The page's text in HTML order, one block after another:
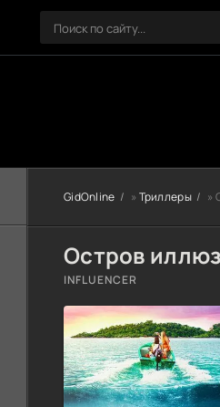
GidOnline » Триллеры »
Остров
INFLUENCER